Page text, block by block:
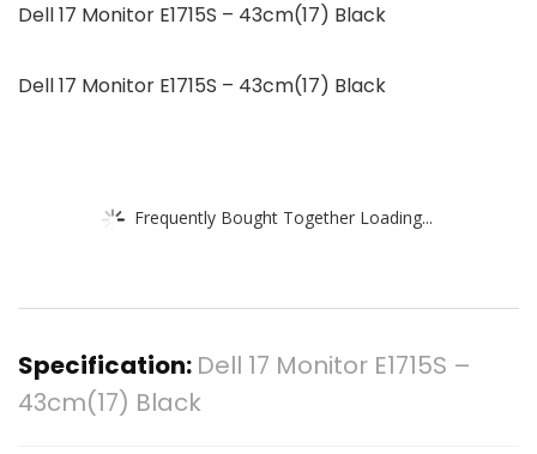
Dell 17 Monitor E1715S – 43cm(17) Black
Dell 17 Monitor E1715S – 43cm(17) Black
Frequently Bought Together Loading...
Specification: Dell 17 Monitor E1715S –
43cm(17) Black